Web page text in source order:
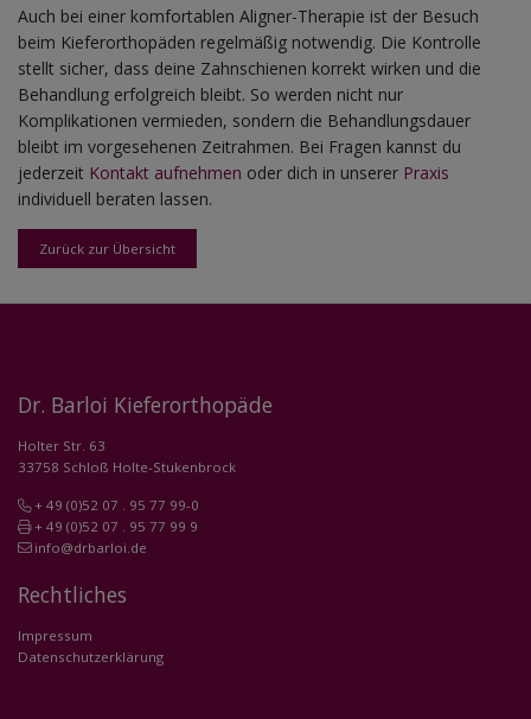
Zurück zur Übersicht
Auch bei einer komfortablen Aligner-Therapie ist der Besuch
beim Kieferorthopäden regelmäßig notwendig. Die Kontrolle
stellt sicher, dass deine Zahnschienen korrekt wirken und die
Behandlung erfolgreich bleibt. So werden nicht nur
Komplikationen vermieden, sondern die Behandlungsdauer
bleibt im vorgesehenen Zeitrahmen. Bei Fragen kannst du
jederzeit Kontakt aufnehmen oder dich in unserer Praxis
individuell beraten lassen.
Dr. Barloi Kieferorthopäde
Holter Str. 63
33758 Schloß Holte-Stukenbrock
+ 49 (0)52 07 . 95 77 99-0
+ 49 (0)52 07 . 95 77 99 9
info@drbarloi.de
Rechtliches
Impressum
Datenschutzerklärung